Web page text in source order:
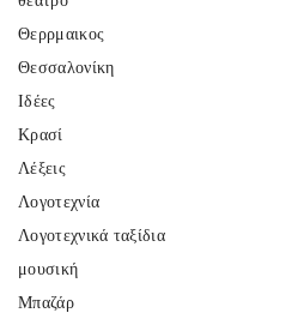
Θερρμαικος
Θεσσαλονίκη
Ιδέες
Κρασί
Λέξεις
Λογοτεχνία
Λογοτεχνικά ταξίδια
μουσική
Μπαζάρ